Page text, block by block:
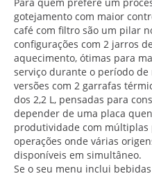
gotejamento com maior
café com filtro são um pilar
configurações com 2 jarros
aquecimento, ótimas para
serviço durante o período
versões com 2 garrafas
dos 2,2 L, pensadas para
depender de uma placa
produtividade com múltiplas
operações onde várias
disponíveis em simultâneo.
Se o seu menu inclui